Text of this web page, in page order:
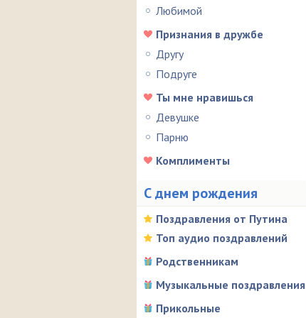
Любимой
Признания в дружбе
Другу
Подруге
Ты мне нравишься
Девушке
Парню
Комплименты
С днем рождения
Поздравления от Путина
Топ аудио поздравлений
Родственникам
Музыкальные поздравления
Прикольные